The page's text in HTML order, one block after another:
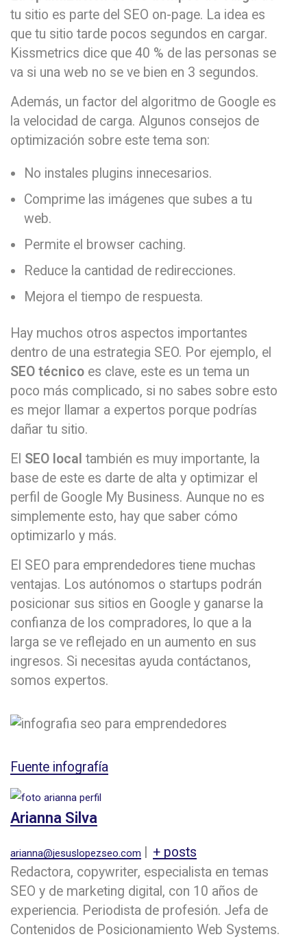
tu sitio es parte del SEO on-page. La idea es
que tu sitio tarde pocos segundos en cargar.
Kissmetrics dice que 40 % de las personas se
va si una web no se ve bien en 3 segundos.
Además, un factor del algoritmo de Google es
la velocidad de carga. Algunos consejos de
optimización sobre este tema son:
No instales plugins innecesarios.
Comprime las imágenes que subes a tu
web.
Permite el browser caching.
Reduce la cantidad de redirecciones.
Mejora el tiempo de respuesta.
Hay muchos otros aspectos importantes
dentro de una estrategia SEO. Por ejemplo, el
SEO técnico es clave, este es un tema un
poco más complicado, si no sabes sobre esto
es mejor llamar a expertos porque podrías
dañar tu sitio.
El SEO local también es muy importante, la
base de este es darte de alta y optimizar el
perfil de Google My Business. Aunque no es
simplemente esto, hay que saber cómo
optimizarlo y más.
El SEO para emprendedores tiene muchas
ventajas. Los autónomos o startups podrán
posicionar sus sitios en Google y ganarse la
confianza de los compradores, lo que a la
larga se ve reflejado en un aumento en sus
ingresos. Si necesitas ayuda contáctanos,
somos expertos.
Fuente infografía
Arianna Silva
arianna@jesuslopezseo.com
+ posts
Redactora, copywriter, especialista en temas
SEO y de marketing digital, con 10 años de
experiencia. Periodista de profesión. Jefa de
Contenidos de Posicionamiento Web Systems.